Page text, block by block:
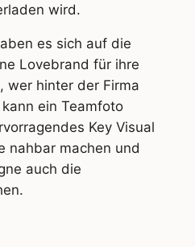
wird.
es sich auf die
Lovebrand für ihre
wer hinter der Firma
ein Teamfoto
Key Visual
nahbar machen und
auch die